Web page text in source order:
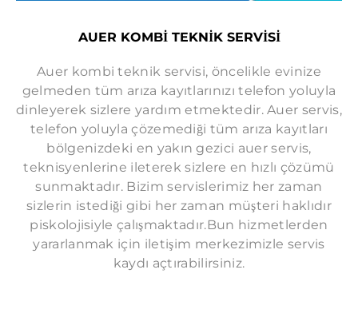
AUER KOMBİ TEKNİK SERVİSİ
Auer kombi teknik servisi, öncelikle evinize
gelmeden tüm arıza kayıtlarınızı telefon yoluyla
dinleyerek sizlere yardım etmektedir. Auer servis,
telefon yoluyla çözemediği tüm arıza kayıtları
bölgenizdeki en yakın gezici auer servis,
teknisyenlerine ileterek sizlere en hızlı çözümü
sunmaktadır. Bizim servislerimiz her zaman
sizlerin istediği gibi her zaman müşteri haklıdır
piskolojisiyle çalışmaktadır.Bun hizmetlerden
yararlanmak için iletişim merkezimizle servis
kaydı açtırabilirsiniz.